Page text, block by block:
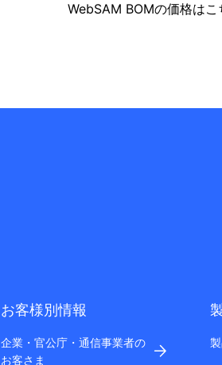
WebSAM BOMの価格はこ
お客様別情報
企業・官公庁・通信事業者の
お客さま